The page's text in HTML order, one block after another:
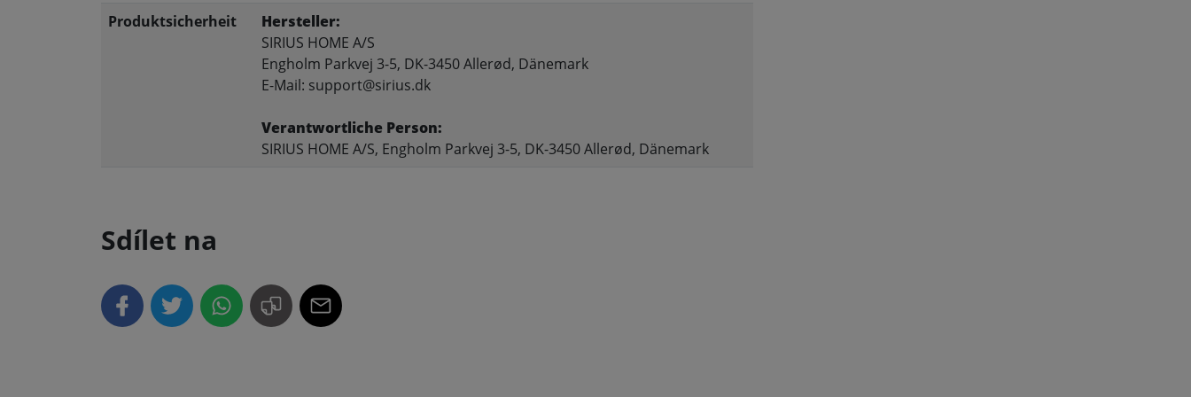
Produktsicherheit
Hersteller:
SIRIUS HOME A/S
Engholm Parkvej 3-5, DK-3450 Allerød, Dänemark
E-Mail: support@sirius.dk
Verantwortliche Person:
SIRIUS HOME A/S, Engholm Parkvej 3-5, DK-3450 Allerød, Dänemark
Sdílet na